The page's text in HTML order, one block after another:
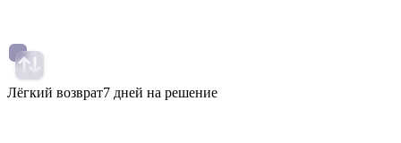
Лёгкий возврат7 дней на решение